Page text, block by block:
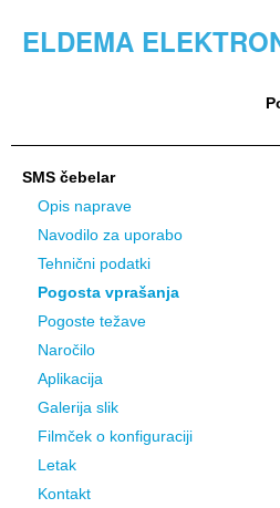
ELDEMA
SMS čebelar
Opis naprave
Navodilo za uporabo
Tehnični podatki
Pogosta vprašanja
Pogoste težave
Naročilo
Aplikacija
Galerija slik
Filmček o konfiguraciji
Letak
Kontakt